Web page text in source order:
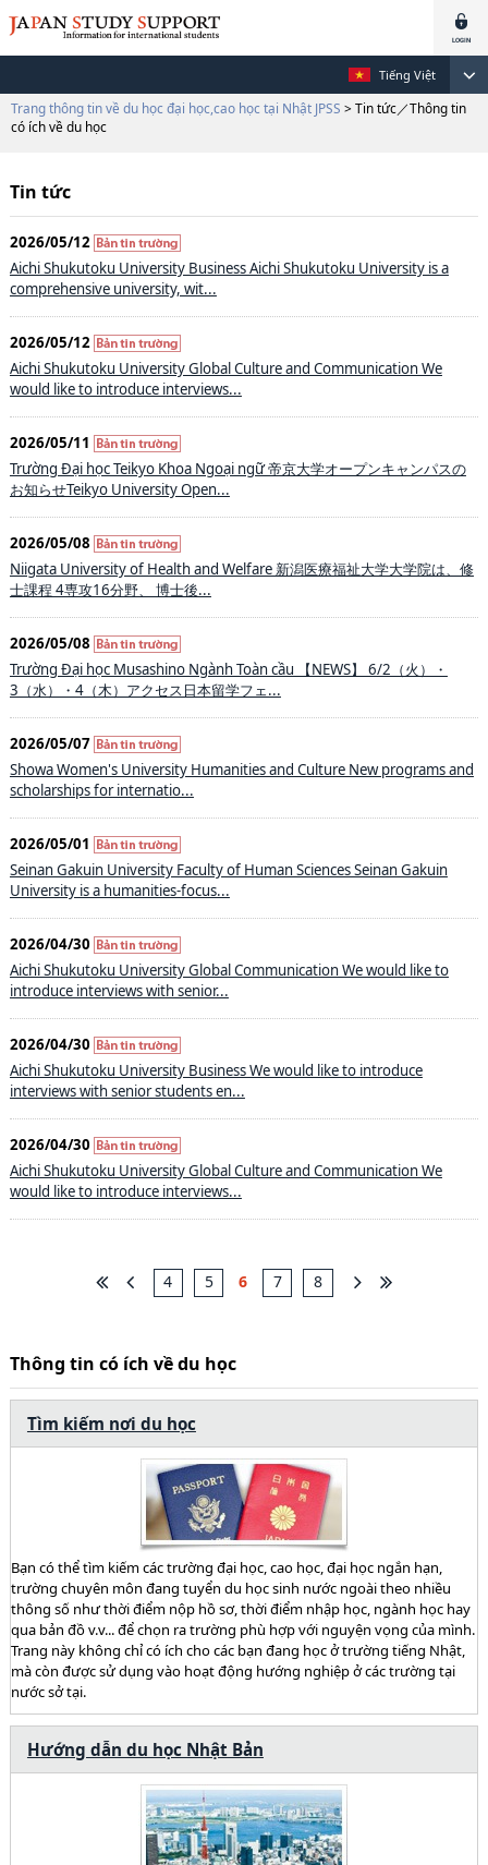
Tiếng Việt
Trang thông tin về du học đại học,cao học tại Nhật JPSS > Tin tức／Thông tin
có ích về du học
Tin tức
2026/05/12
Aichi Shukutoku University Business Aichi Shukutoku University is a
comprehensive university, wit...
2026/05/12
Aichi Shukutoku University Global Culture and Communication We
would like to introduce interviews...
2026/05/11
Trường Đại học Teikyo Khoa Ngoại ngữ 帝京大学オープンキャンパスの
お知らせ​ Teikyo University Open...
2026/05/08
Niigata University of Health and Welfare 新潟医療福祉大学大学院は、修
士課程 4専攻16分野、 博士後...
2026/05/08
Trường Đại học Musashino Ngành Toàn cầu 【NEWS】 6/2（火）・
3（水）・4（木）アクセス日本留学フェ...
2026/05/07
Showa Women's University Humanities and Culture New programs and
scholarships for internatio...
2026/05/01
Seinan Gakuin University Faculty of Human Sciences Seinan Gakuin
University is a humanities-focus...
2026/04/30
Aichi Shukutoku University Global Communication We would like to
introduce interviews with senior...
2026/04/30
Aichi Shukutoku University Business We would like to introduce
interviews with senior students en...
2026/04/30
Aichi Shukutoku University Global Culture and Communication We
would like to introduce interviews...
4 5 6 7 8
Thông tin có ích về du học
Tìm kiếm nơi du học
Bạn có thể tìm kiếm các trường đại học, cao học, đại học ngắn hạn,
trường chuyên môn đang tuyển du học sinh nước ngoài theo nhiều
thông số như thời điểm nộp hồ sơ, thời điểm nhập học, ngành học hay
qua bản đồ v.v... để chọn ra trường phù hợp với nguyện vọng của mình.
Trang này không chỉ có ích cho các bạn đang học ở trường tiếng Nhật,
mà còn được sử dụng vào hoạt động hướng nghiệp ở các trường tại
nước sở tại.
Hướng dẫn du học Nhật Bản